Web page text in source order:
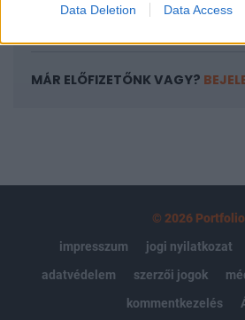
Data Deletion Data Access
Előfizetés
MÁR ELŐFIZETŐNK VAGY?
© 2026 Portfolio
impresszum
jogi nyilatkozat
adatvédelem
szerzői jogok
kommentkezelés